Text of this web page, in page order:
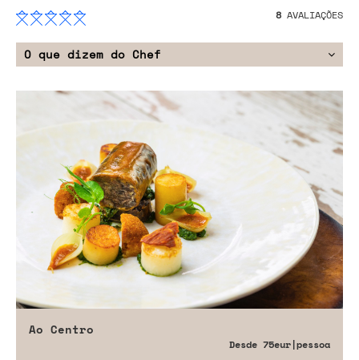
8 AVALIAÇÕES
O que dizem do Chef
Ao Centro
Desde 75eur|pessoa